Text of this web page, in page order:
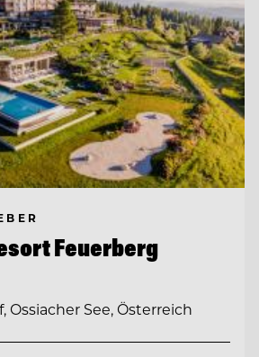
Feuerberg
Ossiacher See, Österreich